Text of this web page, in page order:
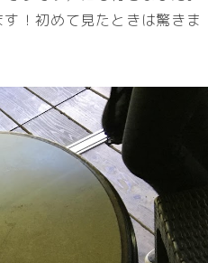
！初めて見たときは驚きま